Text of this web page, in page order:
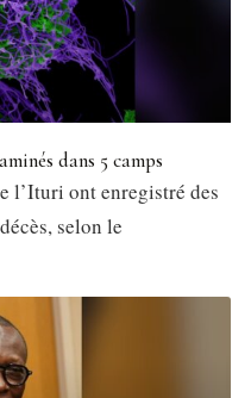
dans 5 camps
l’Ituri ont enregistré des
selon le